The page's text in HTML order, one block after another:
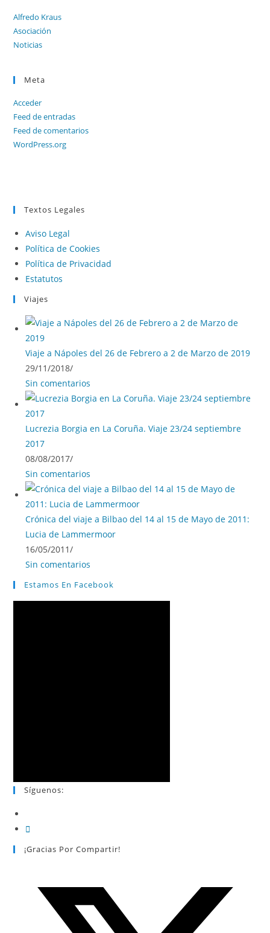
Alfredo Kraus
Asociación
Noticias
Meta
Acceder
Feed de entradas
Feed de comentarios
WordPress.org
Textos Legales
Aviso Legal
Política de Cookies
Política de Privacidad
Estatutos
Viajes
Viaje a Nápoles del 26 de Febrero a 2 de Marzo de 2019
29/11/2018/
Sin comentarios
Lucrezia Borgia en La Coruña. Viaje 23/24 septiembre
2017
08/08/2017/
Sin comentarios
Crónica del viaje a Bilbao del 14 al 15 de Mayo de 2011:
Lucia de Lammermoor
16/05/2011/
Sin comentarios
Estamos En Facebook
Síguenos:
¡Gracias Por Compartir!